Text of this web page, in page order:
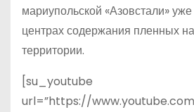
мариупольской «Азовстали»
центрах содержания пленных
территории.
[su_youtube
url=”https://